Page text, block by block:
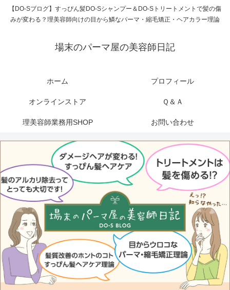
【DO-Sブログ】すっぴん髪DO-Sシャンプー＆DO-Sトリートメントで髪の傷
みが変わる？理美容師向けの目から鱗なパーマ・縮毛矯正・ヘアカラー理論
場末のパーマ屋の美容師日記
ホーム プロフィール
オンラインストア Ｑ＆Ａ
理美容師業務用SHOP お問い合わせ